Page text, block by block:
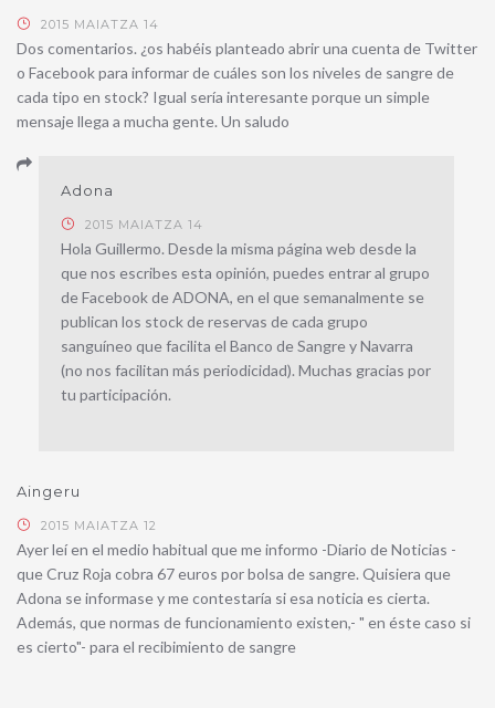
2015 MAIATZA 14
Dos comentarios. ¿os habéis planteado abrir una cuenta de Twitter
o Facebook para informar de cuáles son los niveles de sangre de
cada tipo en stock? Igual sería interesante porque un simple
mensaje llega a mucha gente. Un saludo
Adona
2015 MAIATZA 14
Hola Guillermo. Desde la misma página web desde la
que nos escribes esta opinión, puedes entrar al grupo
de Facebook de ADONA, en el que semanalmente se
publican los stock de reservas de cada grupo
sanguíneo que facilita el Banco de Sangre y Navarra
(no nos facilitan más periodicidad). Muchas gracias por
tu participación.
Aingeru
2015 MAIATZA 12
Ayer leí en el medio habitual que me informo -Diario de Noticias -
que Cruz Roja cobra 67 euros por bolsa de sangre. Quisiera que
Adona se informase y me contestaría si esa noticia es cierta.
Además, que normas de funcionamiento existen,- " en éste caso si
es cierto"- para el recibimiento de sangre